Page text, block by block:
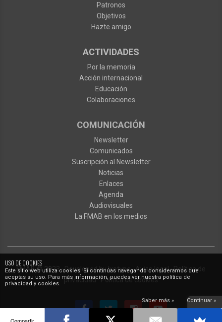
USO DE COOKIES
Este sitio web utiliza cookies. Si continúas navegando consideramos que
aceptas su uso. Para más información, puedes ver nuestra política de
privacidad y cookies.
Saber más » Continuar »
Patronos
Objetivos
Hazte amigo
ACTIVIDADES
Por la memoria
Acción internacional
Educación
Colaboraciones
COMUNICACIÓN
Newsletter
Comunicados
Suscripción al Newsletter
Noticias
Enlaces
Agenda
Audiovisuales
La FMAB en los medios
FMAB© 2023·Developed byIxotype·Aviso legal·Política de
privacidad·Política de cookies
Compartir